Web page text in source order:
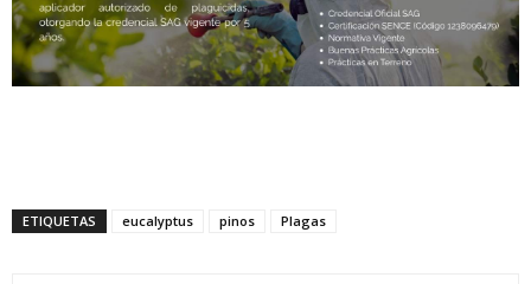
ETIQUETAS eucalyptus pinos Plagas